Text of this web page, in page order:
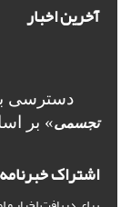
آخرین اخبار
دسترسی
تجسمی» بر
اشتراک خبرنامه